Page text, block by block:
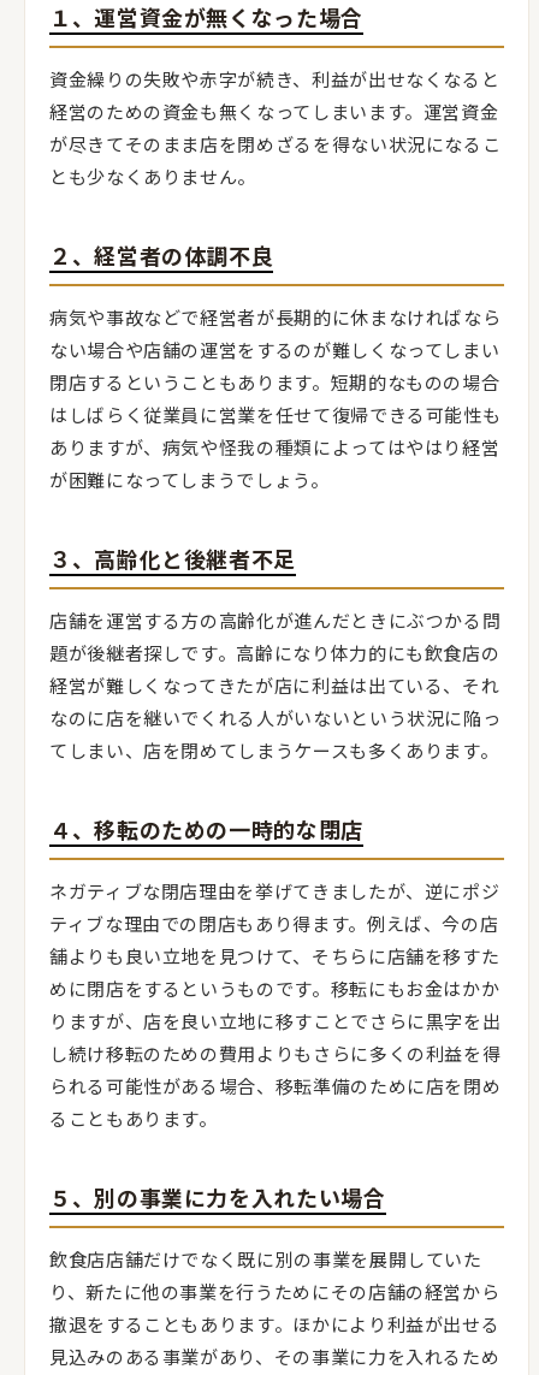
１、運営資金が無くなった場合
資金繰りの失敗や赤字が続き、利益が出せなくなると
経営のための資金も無くなってしまいます。運営資金
が尽きてそのまま店を閉めざるを得ない状況になるこ
とも少なくありません。
２、経営者の体調不良
病気や事故などで経営者が長期的に休まなければなら
ない場合や店舗の運営をするのが難しくなってしまい
閉店するということもあります。短期的なものの場合
はしばらく従業員に営業を任せて復帰できる可能性も
ありますが、病気や怪我の種類によってはやはり経営
が困難になってしまうでしょう。
３、高齢化と後継者不足
店舗を運営する方の高齢化が進んだときにぶつかる問
題が後継者探しです。高齢になり体力的にも飲食店の
経営が難しくなってきたが店に利益は出ている、それ
なのに店を継いでくれる人がいないという状況に陥っ
てしまい、店を閉めてしまうケースも多くあります。
４、移転のための一時的な閉店
ネガティブな閉店理由を挙げてきましたが、逆にポジ
ティブな理由での閉店もあり得ます。例えば、今の店
舗よりも良い立地を見つけて、そちらに店舗を移すた
めに閉店をするというものです。移転にもお金はかか
りますが、店を良い立地に移すことでさらに黒字を出
し続け移転のための費用よりもさらに多くの利益を得
られる可能性がある場合、移転準備のために店を閉め
ることもあります。
５、別の事業に力を入れたい場合
飲食店店舗だけでなく既に別の事業を展開していた
り、新たに他の事業を行うためにその店舗の経営から
撤退をすることもあります。ほかにより利益が出せる
見込みのある事業があり、その事業に力を入れるため